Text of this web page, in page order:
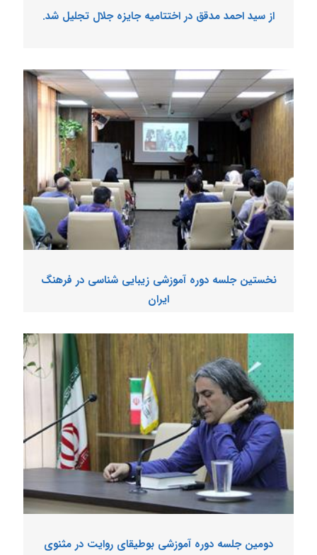
از سید احمد مدقق در اختتامیه جایزه جلال تجلیل شد.
نخستین جلسه دوره آموزشی زیبایی شناسی در فرهنگ
ایران
دومین جلسه دوره آموزشی بوطیقای روایت در مثنوی